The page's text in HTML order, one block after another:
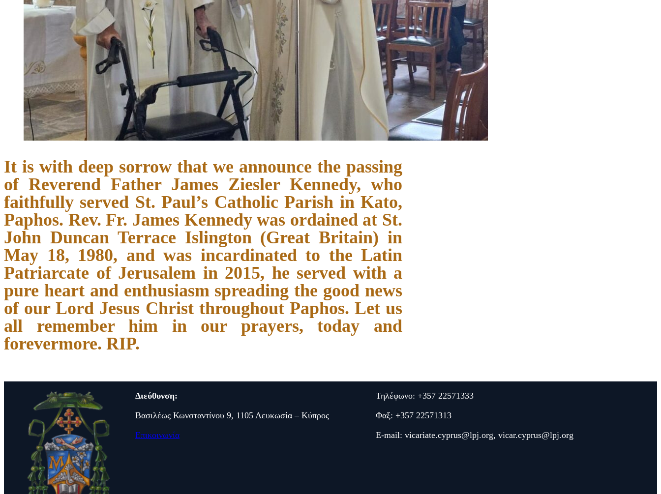
It is with deep sorrow that we announce the passing
of Reverend Father James Ziesler Kennedy, who
faithfully served St. Paul’s Catholic Parish in Kato,
Paphos. Rev. Fr. James Kennedy was ordained at St.
John Duncan Terrace Islington (Great Britain) in
May 18, 1980, and was incardinated to the Latin
Patriarcate of Jerusalem in 2015, he served with a
pure heart and enthusiasm spreading the good news
of our Lord Jesus Christ throughout Paphos. Let us
all remember him in our prayers, today and
forevermore. RIP.
Διεύθυνση:
Βασιλέως Κωνσταντίνου 9, 1105 Λευκωσία – Κύπρος
Επικοινωνία
Τηλέφωνο: +357 22571333
Φαξ: +357 22571313
E-mail: vicariate.cyprus@lpj.org, vicar.cyprus@lpj.org